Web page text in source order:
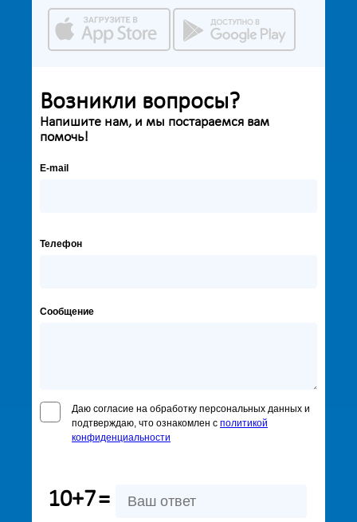
Возникли вопросы?
Напишите нам, и мы постараемся вам
помочь!
E-mail
Телефон
Сообщение
Даю согласие на обработку персональных данных и
подтверждаю, что ознакомлен с политикой
конфиденциальности
10+7=